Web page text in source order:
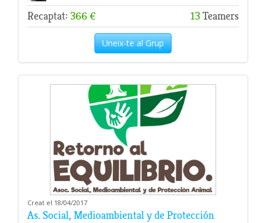
Recaptat: 366 € 13Teamers
Uneix-te al Grup
Creat el 18/04/2017
As. Social, Medioambiental y de Protección